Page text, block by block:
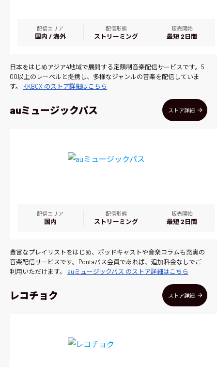
配信エリア
国内 / 海外
配信形態
ストリーミング
販売開始
最短 2日間
日本をはじめアジア4地域で展開する定額制音楽配信サービスです。5
00以上のレーベルと提携し、多様なジャンルの音楽を配信していま
す。 KKBOX のストア詳細はこちら
auミュージックパス ストア詳細
配信エリア
国内
配信形態
ストリーミング
販売開始
最短 2日間
豊富なプレイリストをはじめ、ポッドキャストや音楽コラムも充実の
音楽配信サービスです。Pontaパス会員であれば、追加料金なしでご
利用いただけます。 auミュージックパス のストア詳細はこちら
レコチョク ストア詳細